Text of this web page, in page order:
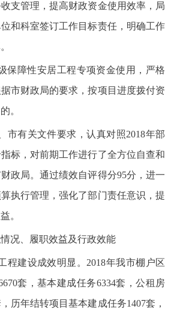
支管理，提高财政资金使用效率，局
和科室签订工作目标责任，明确工作
保障性安居工程专项资金使用，严格
市财政局的要求，按项目进度拨付资
。
市有关文件要求，认真对照2018年部
标，对前期工作进行了全方位自查和
政局。通过绩效自评得分95分，进一
执行管理，强化了部门责任意识，提
。
情况、履职效益及行政效能
程建设成效明显。2018年我市棚户区
套，基本建成任务6334套，公租房
历年结转项目基本建成任务1407套，